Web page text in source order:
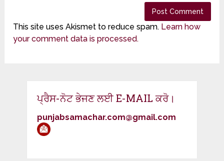
This site uses Akismet to reduce spam. Learn how
your comment data is processed.
ਪ੍ਰੈਸ-ਨੋਟ ਭੇਜਣ ਲਈ E-MAIL ਕਰੋ।
punjabsamachar.com@gmail.com